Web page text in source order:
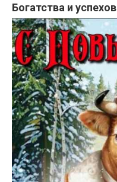
Богатства и успехов